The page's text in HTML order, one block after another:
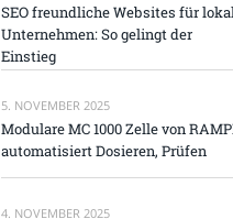
SEO freundliche Websites für
Unternehmen: So gelingt der
Einstieg
5. NOVEMBER 2025
Modulare MC 1000 Zelle von
automatisiert Dosieren, Prüfen
4. NOVEMBER 2025